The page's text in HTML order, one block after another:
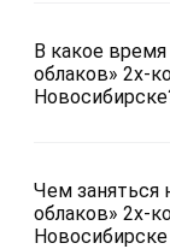
В какое
облаков» 2х-
Чем заняться
облаков» 2х-